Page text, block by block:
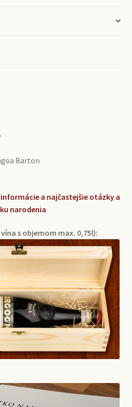
Barton
a najčastejšie otázky a
narodenia
s objemom max. 0,75l):